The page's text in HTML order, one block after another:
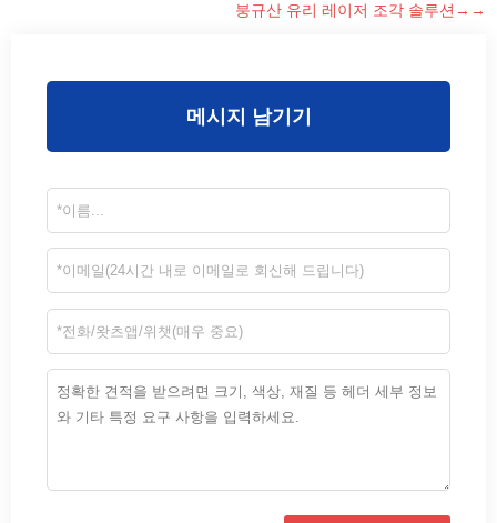
붕규산 유리 레이저 조각 솔루션→→
메시지 남기기